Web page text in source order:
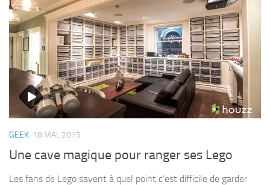
GEEK 18 MAI, 2015
Une cave magique pour ranger ses Lego
Les fans de Lego savent à quel point c’est difficile de garder